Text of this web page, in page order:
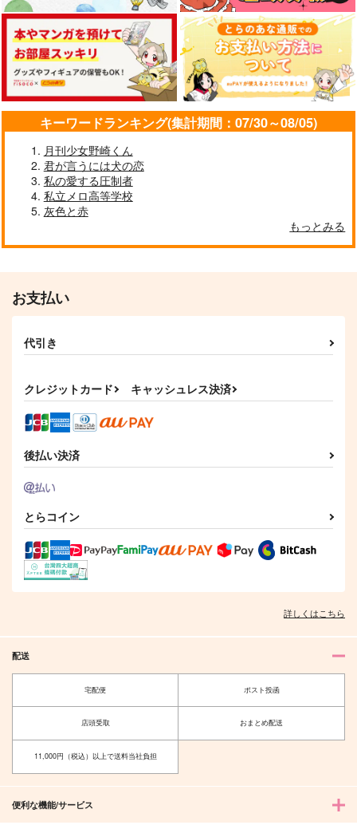
330円（税込）
白膠木簓×躑躅森盧笙
サンプル
作品詳細
1,439円（税込）
白膠木簓×躑躅森盧笙
サンプル
作品詳細
1,147円（税込）
躑躅森盧笙×白膠木簓
サンプル
作品詳細
思えば笑い話
芥処理場
1,729円（税込）
サンプル
作品詳細
サンプル
カート カート カート
moon arbor
専売 990円（税込）
ヒプノシスマイク
白膠木簓×躑躅森盧笙
キーワードランキング(集計期間：07/30～08/05)
月刊少女野崎くん
君が言うには犬の恋
私の愛する圧制者
私立メロ高等学校
灰色と赤
もっとみる
お支払い
代引き
クレジットカード キャッシュレス決済
後払い決済
とらコイン
詳しくはこちら
配送
宅配便 ポスト投函
店頭受取 おまとめ配送
11,000円（税込）以上で送料当社負担
便利な機能/サービス